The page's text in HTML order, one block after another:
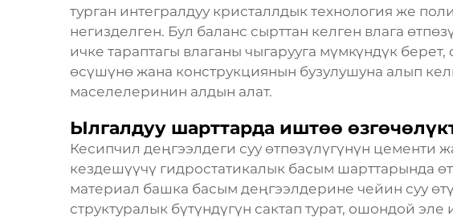
турган интегралдуу кристаллдык технология же
негизделген. Бул баланс сырттан келген влага
ичке тараптагы влаганы чыгарууга мүмкүндүк
өсүшүнө жана конструкциянын бузулушуна алып
маселелеринин алдын алат.
Ылгалдуу шарттарда иштөө
Кесипчил деңгээлдеги суу өтпөзүлүгүнүн цементи
кездешүүчү гидростатикалык басым шарттарында
материал башка басым деңгээлдерине чейин суу
структуралык бүтүндүгүн сактап турат, ошондой